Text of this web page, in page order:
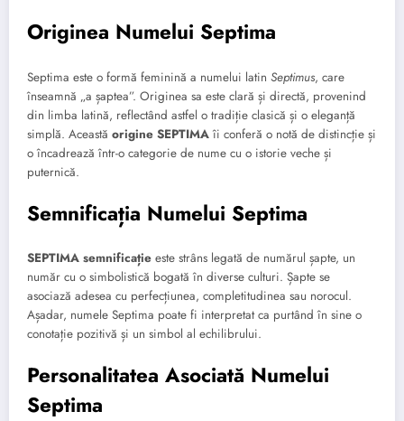
Originea Numelui Septima
Septima este o formă feminină a numelui latin Septimus, care
înseamnă „a șaptea”. Originea sa este clară și directă, provenind
din limba latină, reflectând astfel o tradiție clasică și o eleganță
simplă. Această origine SEPTIMA îi conferă o notă de distincție și
o încadrează într-o categorie de nume cu o istorie veche și
puternică.
Semnificația Numelui Septima
SEPTIMA semnificație este strâns legată de numărul șapte, un
număr cu o simbolistică bogată în diverse culturi. Șapte se
asociază adesea cu perfecțiunea, completitudinea sau norocul.
Așadar, numele Septima poate fi interpretat ca purtând în sine o
conotație pozitivă și un simbol al echilibrului.
Personalitatea Asociată Numelui
Septima